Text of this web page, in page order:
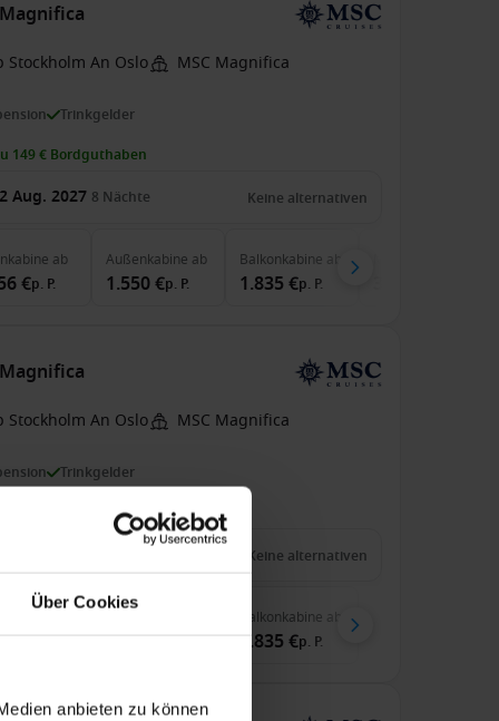
Über Cookies
anbieten zu können
Stockholm An Oslo MSC Magnifica
Trinkgelder
149 € Bordguthaben
Aug. 2027 8 Nächte Keine alternativen
ab
€p. P.
Außenkabine ab
1.550 €p. P.
Balkonkabine ab
1.835 €p. P.
Stockholm An Oslo MSC Magnifica
Trinkgelder
zu 99 € Bordguthaben
Keine alternativen
€p. P. 1.550 €p. P.
Balkonkabine ab
1.835 €p. P.